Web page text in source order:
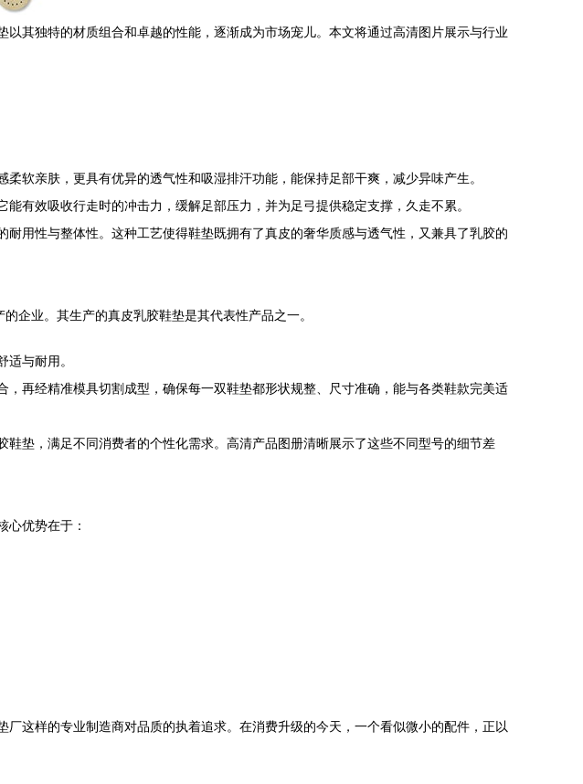
其独特的材质组合和卓越的性能，逐渐成为市场宠儿。本文将通过高清图片展示与行业
软亲肤，更具有优异的透气性和吸湿排汗功能，能保持足部干爽，减少异味产生。
有效吸收行走时的冲击力，缓解足部压力，并为足弓提供稳定支撑，久走不累。
用性与整体性。这种工艺使得鞋垫既拥有了真皮的奢华质感与透气性，又兼具了乳胶的
企业。其生产的真皮乳胶鞋垫是其代表性产品之一。
与耐用。
再经精准模具切割成型，确保每一双鞋垫都形状规整、尺寸准确，能与各类鞋款完美适
垫，满足不同消费者的个性化需求。高清产品图册清晰展示了这些不同型号的细节差
心优势在于：
这样的专业制造商对品质的执着追求。在消费升级的今天，一个看似微小的配件，正以